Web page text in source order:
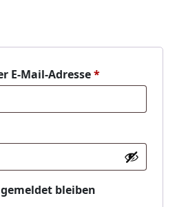
E-Mail-Adresse*Erforderlich
bleiben